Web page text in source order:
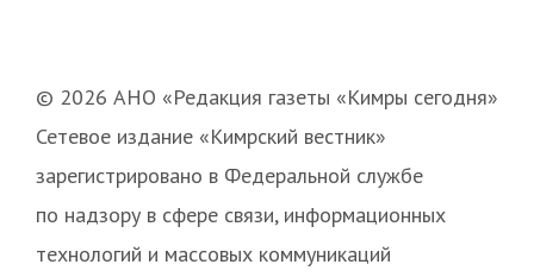
© 2026 АНО «Редакция газеты «Кимры сегодня»
Сетевое издание «Кимрский вестник»
зарегистрировано в Федеральной службе
по надзору в сфере связи, информационных
технологий и массовых коммуникаций